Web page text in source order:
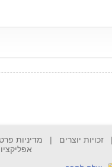
זכויות יוצרים | מדיניות